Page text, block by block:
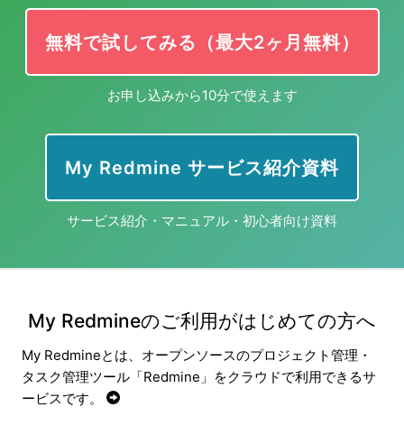
無料で試してみる（最大2ヶ月無料）
お申し込みから10分で使えます
My Redmine サービス紹介資料
サービス紹介・マニュアル・初心者向け資料
My Redmineのご利用がはじめての方へ
My Redmineとは、オープンソースのプロジェクト管理・
タスク管理ツール「Redmine」をクラウドで利用できるサ
ービスです。